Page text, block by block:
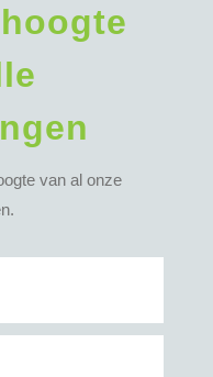
van al onze